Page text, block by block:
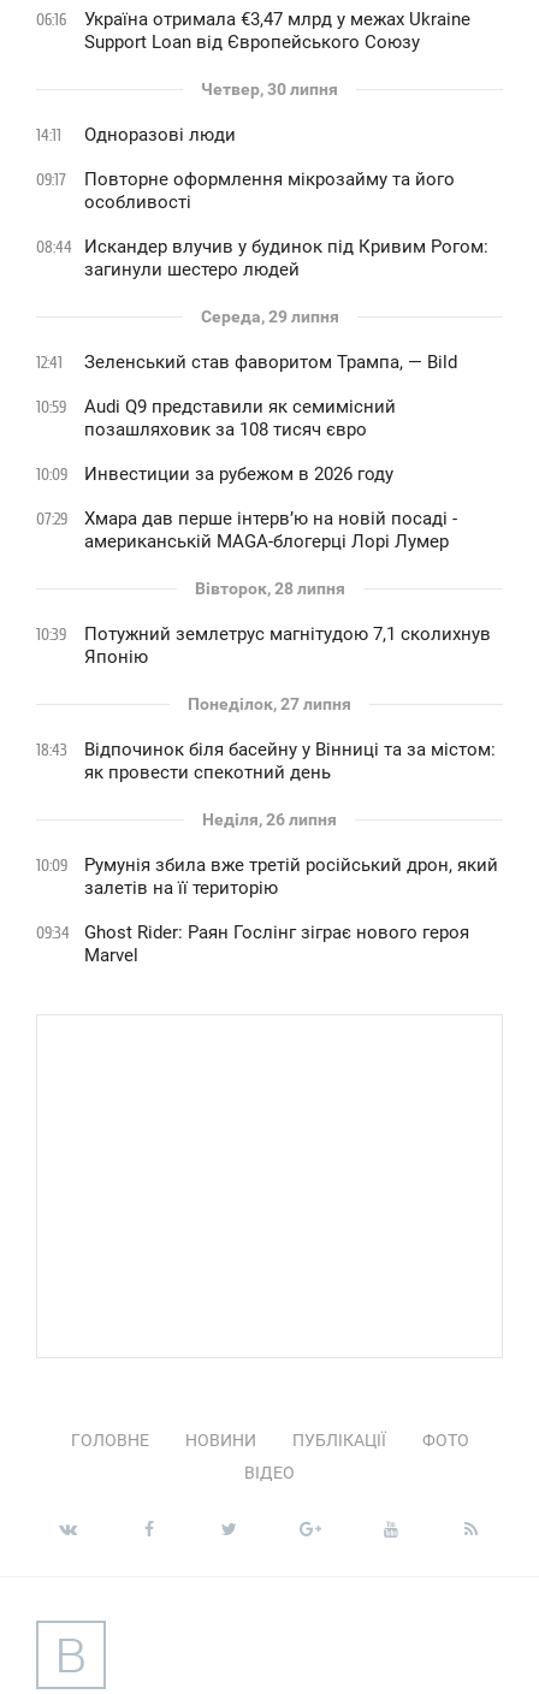
06:16
Україна отримала €3,47 млрд у межах Ukraine
Support Loan від Європейського Союзу
Четвер, 30 липня
14:11 Одноразові люди
09:17
Повторне оформлення мікрозайму та його
особливості
08:44
Искандер влучив у будинок під Кривим Рогом:
загинули шестеро людей
Середа, 29 липня
12:41 Зеленський став фаворитом Трампа, — Bild
10:59
Audi Q9 представили як семимісний
позашляховик за 108 тисяч євро
10:09 Инвестиции за рубежом в 2026 году
07:29
Хмара дав перше інтервʼю на новій посаді -
американській MAGA-блогерці Лорі Лумер
Вівторок, 28 липня
10:39
Потужний землетрус магнітудою 7,1 сколихнув
Японію
Понеділок, 27 липня
18:43
Відпочинок біля басейну у Вінниці та за містом:
як провести спекотний день
Неділя, 26 липня
10:09
Румунія збила вже третій російський дрон, який
залетів на її територію
09:34
Ghost Rider: Раян Гослінг зіграє нового героя
Marvel
ГОЛОВНЕ НОВИНИ ПУБЛІКАЦІЇ
ФОТО
ВІДЕО